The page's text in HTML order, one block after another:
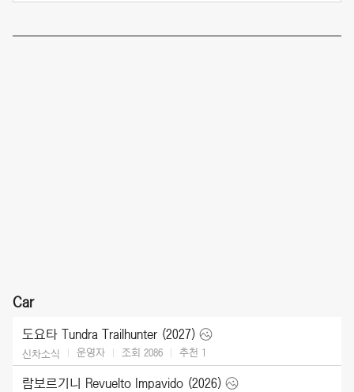
Car
도요타 Tundra Trailhunter (2027)
신차소식 운영자 조회 2086 추천 1
람보르기니 Revuelto Impavido (2026)